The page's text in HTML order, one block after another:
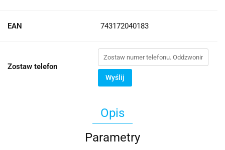
EAN 743172040183
Zostaw telefon
Wyślij
Opis
Parametry